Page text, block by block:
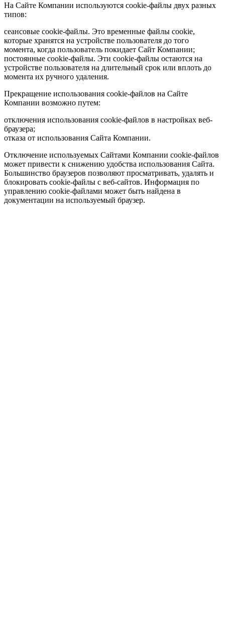
На Сайте Компании используются cookie-файлы двух разных
типов:
сеансовые cookie-файлы. Это временные файлы cookie,
которые хранятся на устройстве пользователя до того
момента, когда пользователь покидает Сайт Компании;
постоянные cookie-файлы. Эти cookie-файлы остаются на
устройстве пользователя на длительный срок или вплоть до
момента их ручного удаления.
Прекращение использования cookie-файлов на Сайте
Компании возможно путем:
отключения использования cookie-файлов в настройках веб-
браузера;
отказа от использования Сайта Компании.
Отключение используемых Сайтами Компании cookie-файлов
может привести к снижению удобства использования Сайта.
Большинство браузеров позволяют просматривать, удалять и
блокировать cookie-файлы c веб-сайтов. Информация по
управлению cookie-файлами может быть найдена в
документации на используемый браузер.